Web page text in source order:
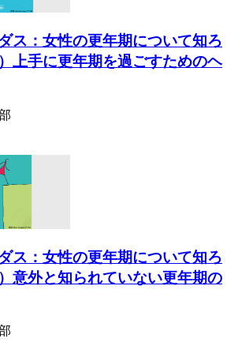
ス：女性の更年期について知ろ
上手に更年期を過ごすためのヘ
ス：女性の更年期について知ろ
意外と知られていない更年期の